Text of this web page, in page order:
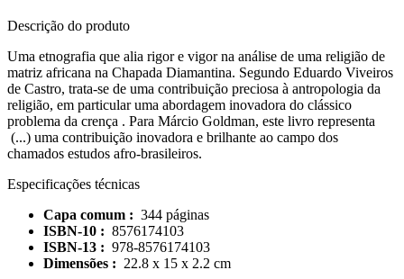
Descrição do produto
Uma etnografia que alia rigor e vigor na análise de uma religião de
matriz africana na Chapada Diamantina. Segundo Eduardo Viveiros
de Castro, trata-se de uma contribuição preciosa à antropologia da
religião, em particular uma abordagem inovadora do clássico
problema da crença . Para Márcio Goldman, este livro representa
(...) uma contribuição inovadora e brilhante ao campo dos
chamados estudos afro-brasileiros.
Especificações técnicas
Capa comum : 344 páginas
ISBN-10 : 8576174103
ISBN-13 : 978-8576174103
Dimensões : 22.8 x 15 x 2.2 cm